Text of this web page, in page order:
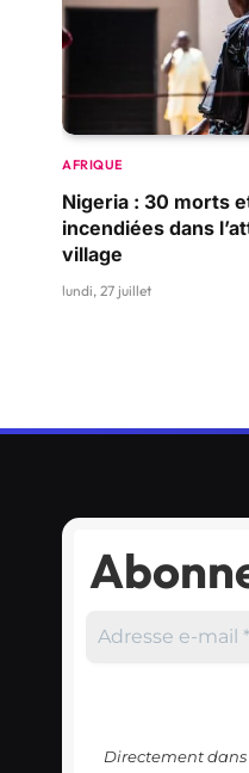
AFRIQUE
Nigeria : 30 morts
incendiées dans
village
lundi, 27 juillet
Directement